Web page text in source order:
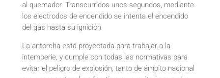
al quemador. Transcurridos unos segundos, mediante
los electrodos de encendido se intenta el encendido
del gas hasta su ignición.
La antorcha está proyectada para trabajar a la
intemperie, y cumple con todas las normativas para
evitar el peligro de explosión, tanto de ámbito nacional